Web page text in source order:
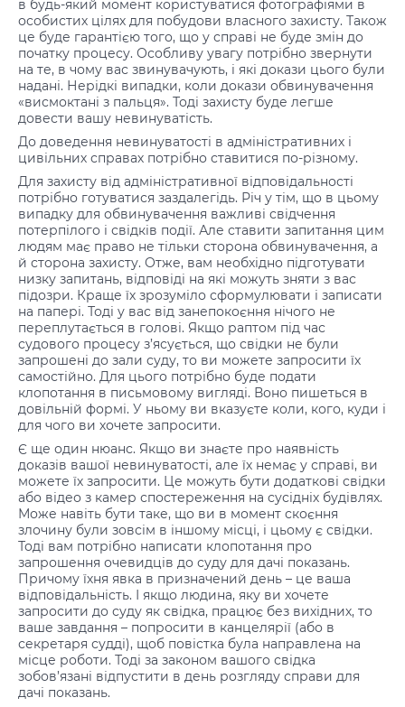
в будь-який момент користуватися фотографіями в
особистих цілях для побудови власного захисту. Також
це буде гарантією того, що у справі не буде змін до
початку процесу. Особливу увагу потрібно звернути
на те, в чому вас звинувачують, і які докази цього були
надані. Нерідкі випадки, коли докази обвинувачення
«висмоктані з пальця». Тоді захисту буде легше
довести вашу невинуватість.
До доведення невинуватості в адміністративних і
цивільних справах потрібно ставитися по-різному.
Для захисту від адміністративної відповідальності
потрібно готуватися заздалегідь. Річ у тім, що в цьому
випадку для обвинувачення важливі свідчення
потерпілого і свідків події. Але ставити запитання цим
людям має право не тільки сторона обвинувачення, а
й сторона захисту. Отже, вам необхідно підготувати
низку запитань, відповіді на які можуть зняти з вас
підозри. Краще їх зрозуміло сформулювати і записати
на папері. Тоді у вас від занепокоєння нічого не
переплутається в голові. Якщо раптом під час
судового процесу з’ясується, що свідки не були
запрошені до зали суду, то ви можете запросити їх
самостійно. Для цього потрібно буде подати
клопотання в письмовому вигляді. Воно пишеться в
довільній формі. У ньому ви вказуєте коли, кого, куди і
для чого ви хочете запросити.
Є ще один нюанс. Якщо ви знаєте про наявність
доказів вашої невинуватості, але їх немає у справі, ви
можете їх запросити. Це можуть бути додаткові свідки
або відео з камер спостереження на сусідніх будівлях.
Може навіть бути таке, що ви в момент скоєння
злочину були зовсім в іншому місці, і цьому є свідки.
Тоді вам потрібно написати клопотання про
запрошення очевидців до суду для дачі показань.
Причому їхня явка в призначений день – це ваша
відповідальність. І якщо людина, яку ви хочете
запросити до суду як свідка, працює без вихідних, то
ваше завдання – попросити в канцелярії (або в
секретаря судді), щоб повістка була направлена на
місце роботи. Тоді за законом вашого свідка
зобов’язані відпустити в день розгляду справи для
дачі показань.